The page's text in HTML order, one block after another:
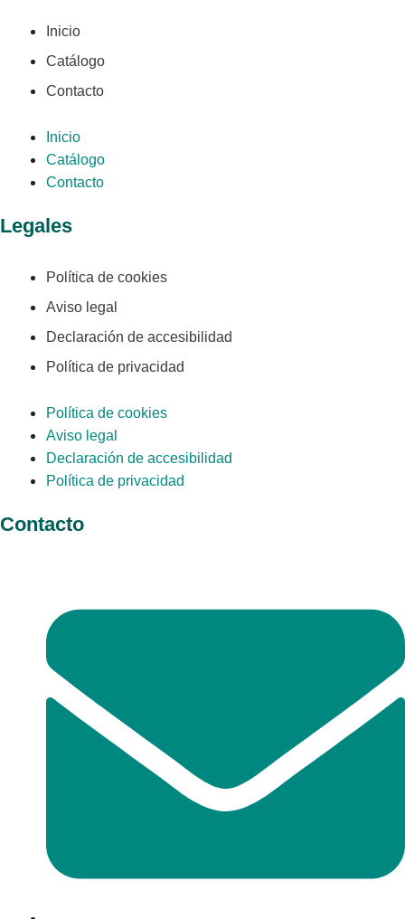
Inicio
Catálogo
Contacto
Inicio
Catálogo
Contacto
Legales
Política de cookies
Aviso legal
Declaración de accesibilidad
Política de privacidad
Política de cookies
Aviso legal
Declaración de accesibilidad
Política de privacidad
Contacto